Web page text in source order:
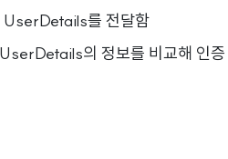
를 전달함
의 정보를 비교해 인증